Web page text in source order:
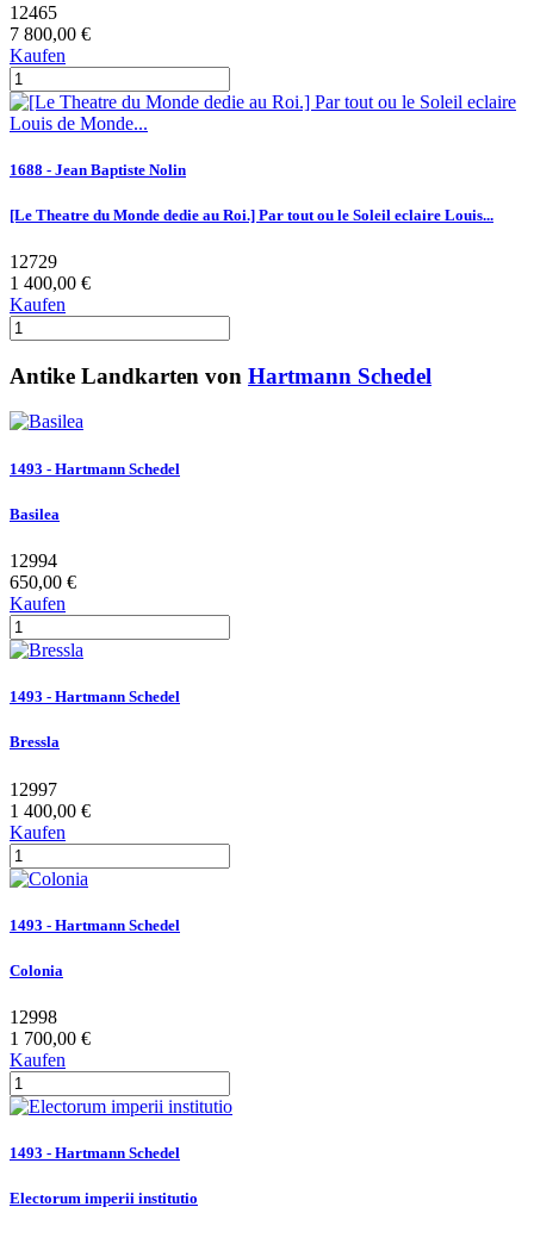
12465
7 800,00 €
Kaufen
1688 - Jean Baptiste Nolin
[Le Theatre du Monde dedie au Roi.] Par tout ou le Soleil eclaire Louis...
12729
1 400,00 €
Kaufen
Antike Landkarten von Hartmann Schedel
1493 - Hartmann Schedel
Basilea
12994
650,00 €
Kaufen
1493 - Hartmann Schedel
Bressla
12997
1 400,00 €
Kaufen
1493 - Hartmann Schedel
Colonia
12998
1 700,00 €
Kaufen
1493 - Hartmann Schedel
Electorum imperii institutio